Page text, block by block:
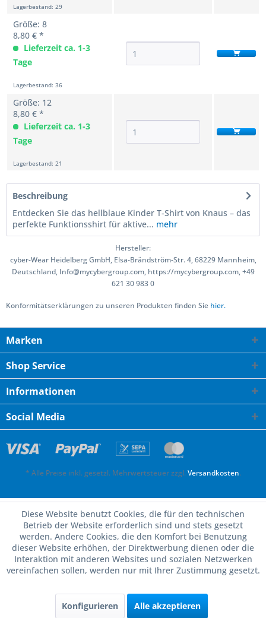
Lagerbestand: 29
Größe: 8
8,80 € *
Lieferzeit ca. 1-3
Tage
Lagerbestand: 36
Größe: 12
8,80 € *
Lieferzeit ca. 1-3
Tage
Lagerbestand: 21
Beschreibung
Entdecken Sie das hellblaue Kinder T-Shirt von Knaus – das
perfekte Funktionsshirt für aktive... mehr
Hersteller:
cyber-Wear Heidelberg GmbH, Elsa-Brändström-Str. 4, 68229 Mannheim,
Deutschland, Info@mycybergroup.com, https://mycybergroup.com, +49
621 30 983 0
Konformitätserklärungen zu unseren Produkten finden Sie hier.
Marken
Shop Service
Informationen
Social Media
* Alle Preise inkl. gesetzl. Mehrwertsteuer zzgl. Versandkosten.
Diese Website benutzt Cookies, die für den technischen
Betrieb der Website erforderlich sind und stets gesetzt
werden. Andere Cookies, die den Komfort bei Benutzung
dieser Website erhöhen, der Direktwerbung dienen oder die
Interaktion mit anderen Websites und sozialen Netzwerken
vereinfachen sollen, werden nur mit Ihrer Zustimmung gesetzt.
Konfigurieren Alle akzeptieren